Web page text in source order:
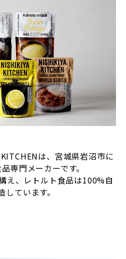
は、宮城県岩沼市に
専門メーカーです。
え、レトルト食品は100%自
しています。